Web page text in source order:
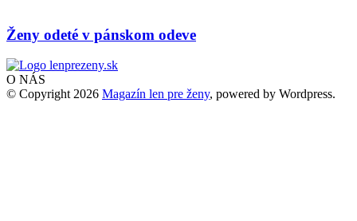
Ženy odeté v pánskom odeve
O NÁS
© Copyright 2026 Magazín len pre ženy, powered by Wordpress.